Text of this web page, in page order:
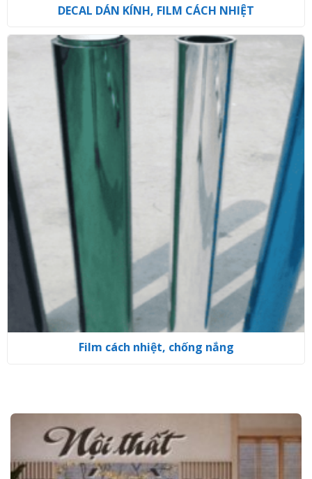
DECAL DÁN KÍNH, FILM CÁCH NHIỆT
Film cách nhiệt, chống nắng